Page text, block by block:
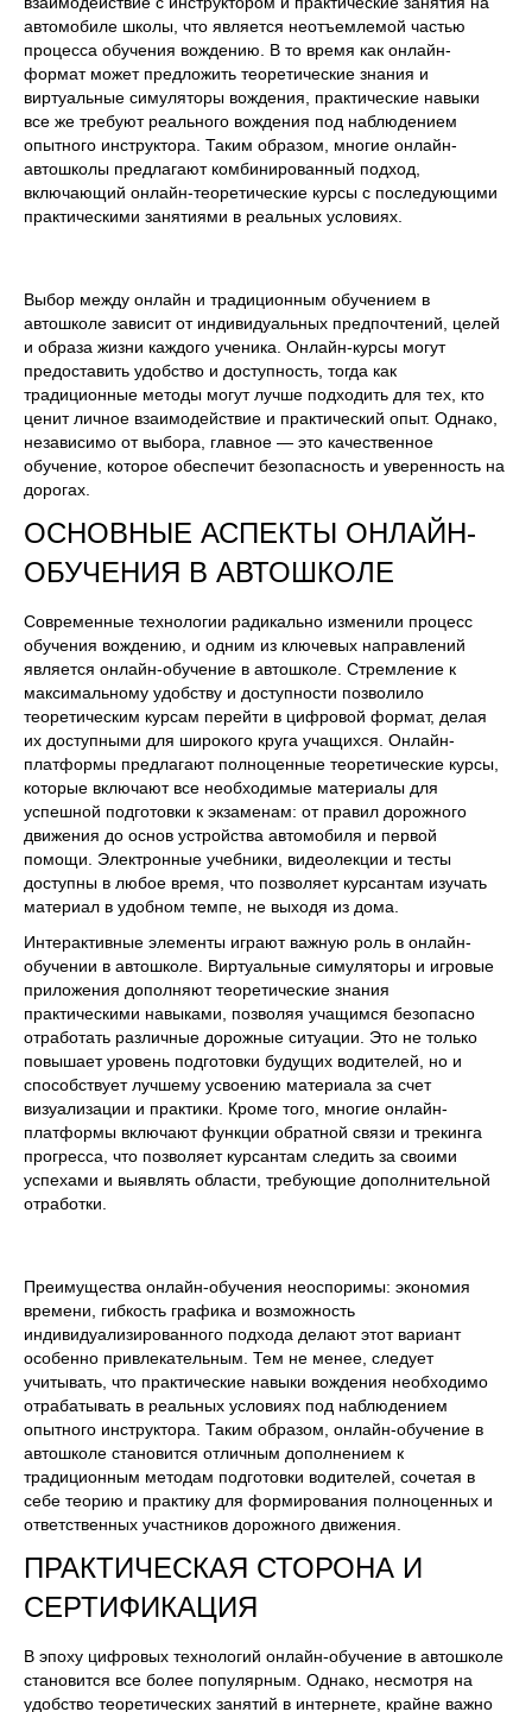
автомобиле школы, что является неотъемлемой частью
процесса обучения вождению. В то время как онлайн-
формат может предложить теоретические знания и
виртуальные симуляторы вождения, практические навыки
все же требуют реального вождения под наблюдением
опытного инструктора. Таким образом, многие онлайн-
автошколы предлагают комбинированный подход,
включающий онлайн-теоретические курсы с последующими
практическими занятиями в реальных условиях.
Выбор между онлайн и традиционным обучением в
автошколе зависит от индивидуальных предпочтений, целей
и образа жизни каждого ученика. Онлайн-курсы могут
предоставить удобство и доступность, тогда как
традиционные методы могут лучше подходить для тех, кто
ценит личное взаимодействие и практический опыт. Однако,
независимо от выбора, главное — это качественное
обучение, которое обеспечит безопасность и уверенность на
дорогах.
ОСНОВНЫЕ АСПЕКТЫ ОНЛАЙН-
ОБУЧЕНИЯ В АВТОШКОЛЕ
Современные технологии радикально изменили процесс
обучения вождению, и одним из ключевых направлений
является онлайн-обучение в автошколе. Стремление к
максимальному удобству и доступности позволило
теоретическим курсам перейти в цифровой формат, делая
их доступными для широкого круга учащихся. Онлайн-
платформы предлагают полноценные теоретические курсы,
которые включают все необходимые материалы для
успешной подготовки к экзаменам: от правил дорожного
движения до основ устройства автомобиля и первой
помощи. Электронные учебники, видеолекции и тесты
доступны в любое время, что позволяет курсантам изучать
материал в удобном темпе, не выходя из дома.
Интерактивные элементы играют важную роль в онлайн-
обучении в автошколе. Виртуальные симуляторы и игровые
приложения дополняют теоретические знания
практическими навыками, позволяя учащимся безопасно
отработать различные дорожные ситуации. Это не только
повышает уровень подготовки будущих водителей, но и
способствует лучшему усвоению материала за счет
визуализации и практики. Кроме того, многие онлайн-
платформы включают функции обратной связи и трекинга
прогресса, что позволяет курсантам следить за своими
успехами и выявлять области, требующие дополнительной
отработки.
Преимущества онлайн-обучения неоспоримы: экономия
времени, гибкость графика и возможность
индивидуализированного подхода делают этот вариант
особенно привлекательным. Тем не менее, следует
учитывать, что практические навыки вождения необходимо
отрабатывать в реальных условиях под наблюдением
опытного инструктора. Таким образом, онлайн-обучение в
автошколе становится отличным дополнением к
традиционным методам подготовки водителей, сочетая в
себе теорию и практику для формирования полноценных и
ответственных участников дорожного движения.
ПРАКТИЧЕСКАЯ СТОРОНА И
СЕРТИФИКАЦИЯ
В эпоху цифровых технологий онлайн-обучение в автошколе
становится все более популярным. Однако, несмотря на
удобство теоретических занятий в интернете, крайне важно